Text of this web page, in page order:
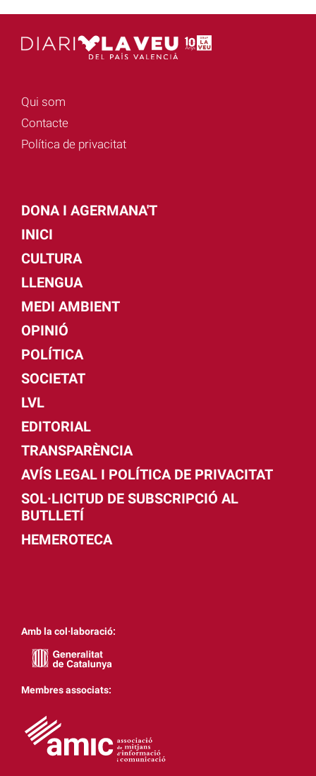
Qui som
Contacte
Política de privacitat
DONA I AGERMANA'T
INICI
CULTURA
LLENGUA
MEDI AMBIENT
OPINIÓ
POLÍTICA
SOCIETAT
LVL
EDITORIAL
TRANSPARÈNCIA
AVÍS LEGAL I POLÍTICA DE PRIVACITAT
SOL·LICITUD DE SUBSCRIPCIÓ AL
BUTLLETÍ
HEMEROTECA
Amb la col·laboració:
Membres associats: